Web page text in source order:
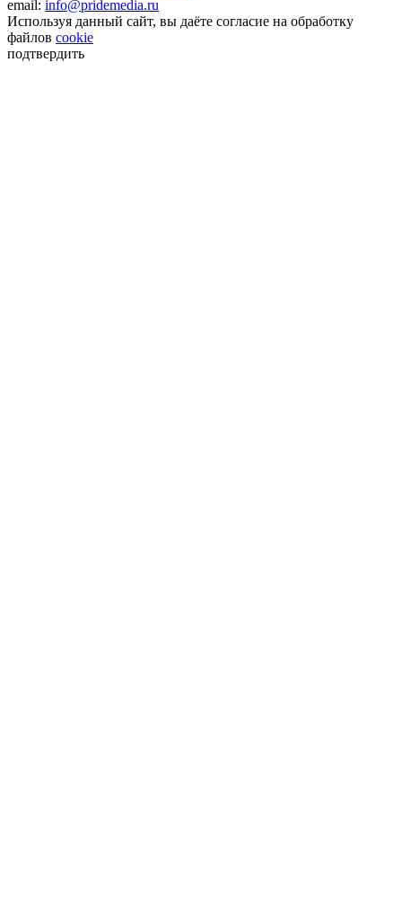
email: info@pridemedia.ru
Используя данный сайт, вы даёте согласие на обработку
файлов cookie
подтвердить